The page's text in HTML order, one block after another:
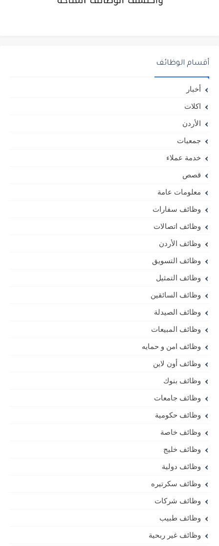
أقسام الوظائف
أخبار
اكلات
الأردن
جمعيات
خدمة عملاء
قصص
معلومات عامة
وظائف سفارات
وظائف اتصالات
وظائف الأردن
وظائف التسويق
وظائف التمثيل
وظائف السائقين
وظائف الصيدلة
وظائف المبيعات
وظائف امن و حمايه
وظائف أون لاين
وظائف بنوك
وظائف جامعات
وظائف حكومية
وظائف خاصة
وظائف خليج
وظائف دولية
وظائف سكرتيره
وظائف شركات
وظائف طبيب
وظائف غير ربحية